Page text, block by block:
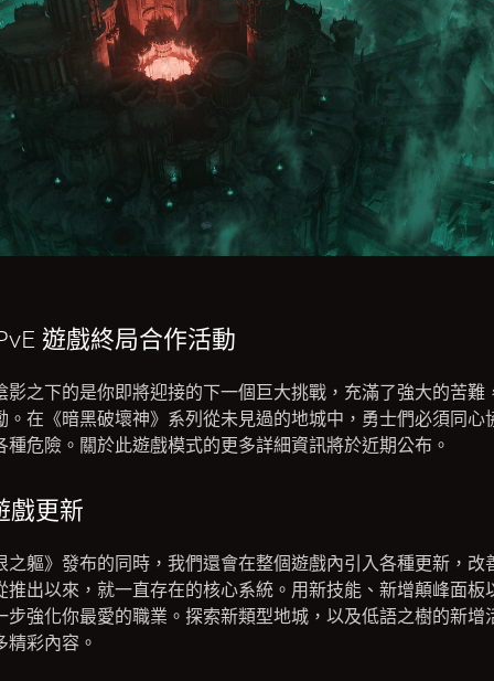
遊戲終局合作活動
影之下的是你即將迎接的下一個巨大挑戰，充滿了強大的苦難
。在《暗黑破壞神》系列從未見過的地城中，勇士們必須同心
種危險。關於此遊戲模式的更多詳細資訊將於近期公布。
戲更新
之軀》發布的同時，我們還會在整個遊戲內引入各種更新，改
推出以來，就一直存在的核心系統。用新技能、新增顛峰面板
步強化你最愛的職業。探索新類型地城，以及低語之樹的新增
精彩內容。